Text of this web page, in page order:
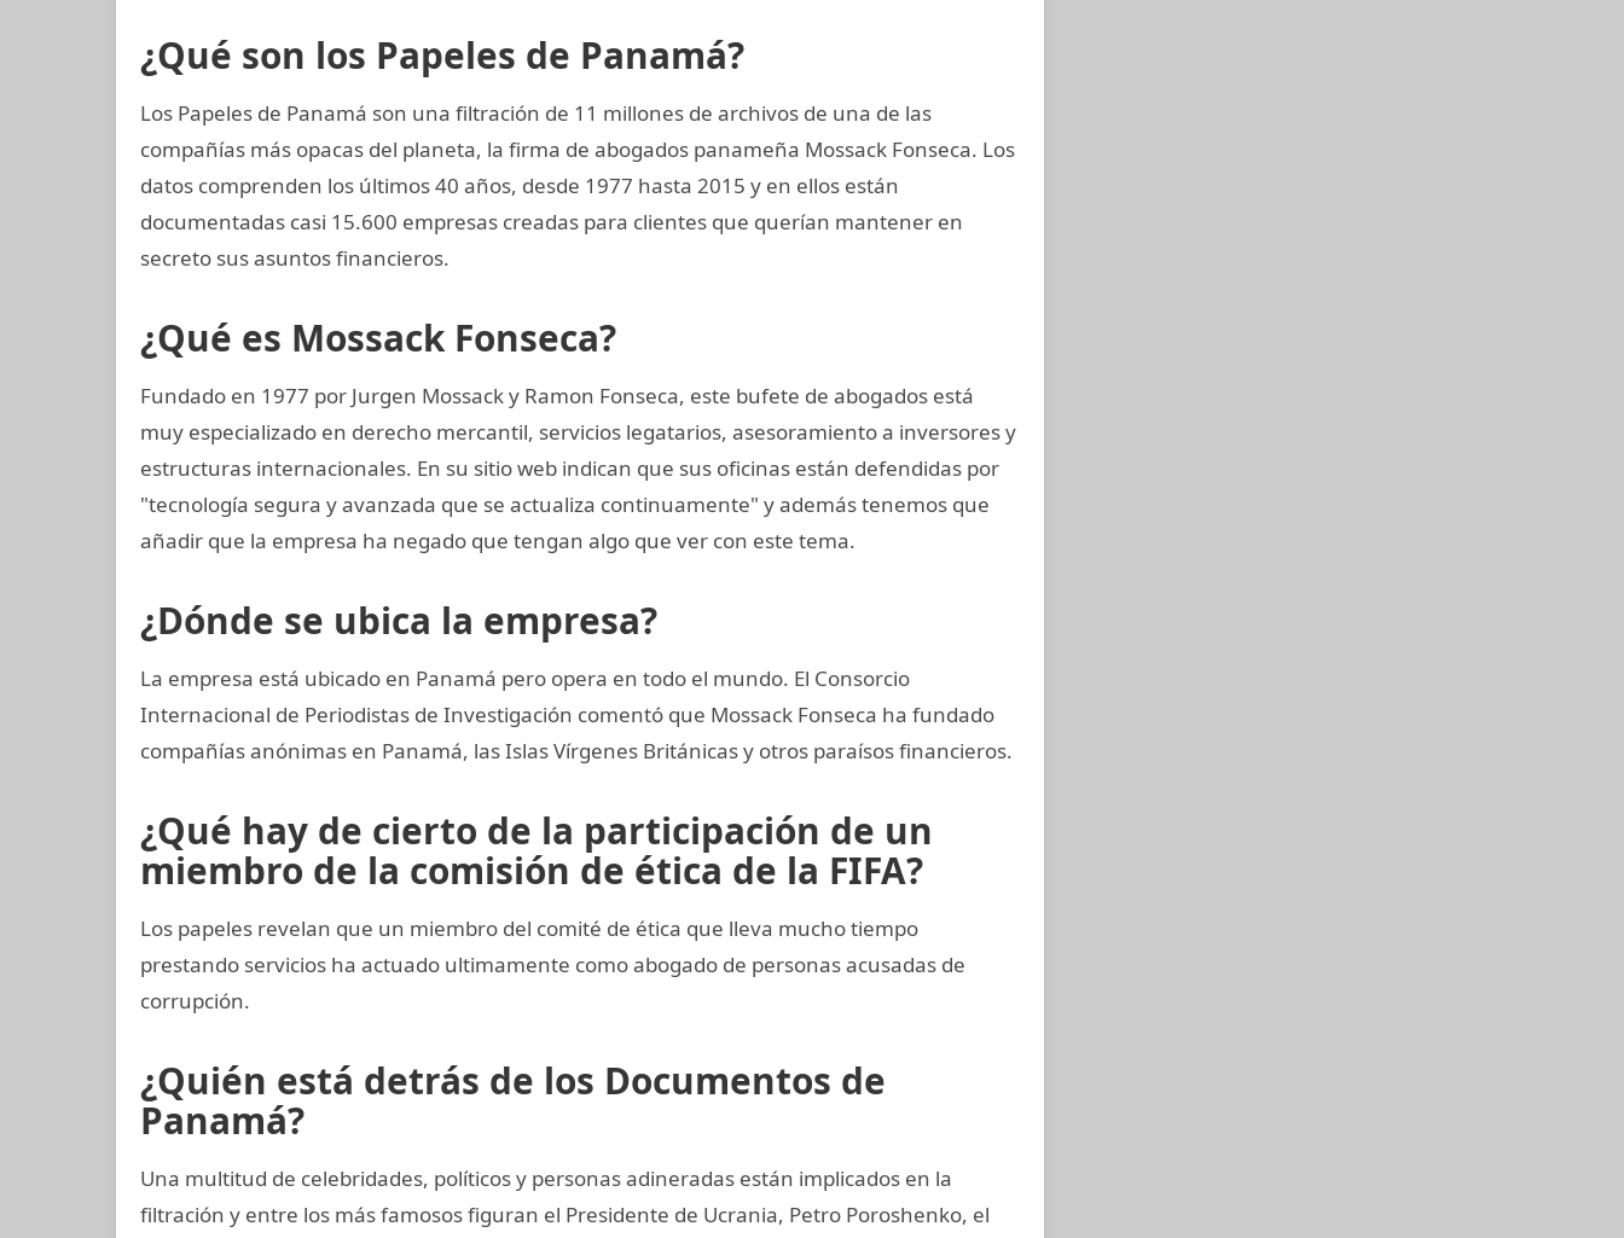
¿Qué son los Papeles de Panamá?
Los Papeles de Panamá son una filtración de 11 millones de archivos de una de las
compañías más opacas del planeta, la firma de abogados panameña Mossack Fonseca. Los
datos comprenden los últimos 40 años, desde 1977 hasta 2015 y en ellos están
documentadas casi 15.600 empresas creadas para clientes que querían mantener en
secreto sus asuntos financieros.
¿Qué es Mossack Fonseca?
Fundado en 1977 por Jurgen Mossack y Ramon Fonseca, este bufete de abogados está
muy especializado en derecho mercantil, servicios legatarios, asesoramiento a inversores y
estructuras internacionales. En su sitio web indican que sus oficinas están defendidas por
"tecnología segura y avanzada que se actualiza continuamente" y además tenemos que
añadir que la empresa ha negado que tengan algo que ver con este tema.
¿Dónde se ubica la empresa?
La empresa está ubicado en Panamá pero opera en todo el mundo. El Consorcio
Internacional de Periodistas de Investigación comentó que Mossack Fonseca ha fundado
compañías anónimas en Panamá, las Islas Vírgenes Británicas y otros paraísos financieros.
¿Qué hay de cierto de la participación de un
miembro de la comisión de ética de la FIFA?
Los papeles revelan que un miembro del comité de ética que lleva mucho tiempo
prestando servicios ha actuado ultimamente como abogado de personas acusadas de
corrupción.
¿Quién está detrás de los Documentos de
Panamá?
Una multitud de celebridades, políticos y personas adineradas están implicados en la
filtración y entre los más famosos figuran el Presidente de Ucrania, Petro Poroshenko, el